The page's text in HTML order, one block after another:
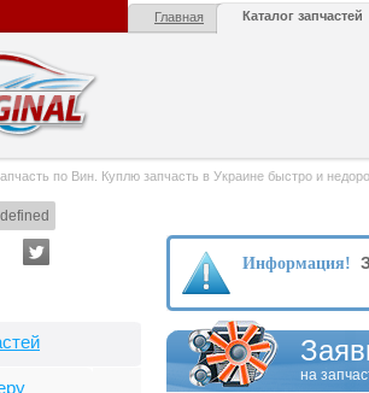
Главная Каталог запчастей
по Вин. Куплю запчасть в Украине быстро и
Информация!
на